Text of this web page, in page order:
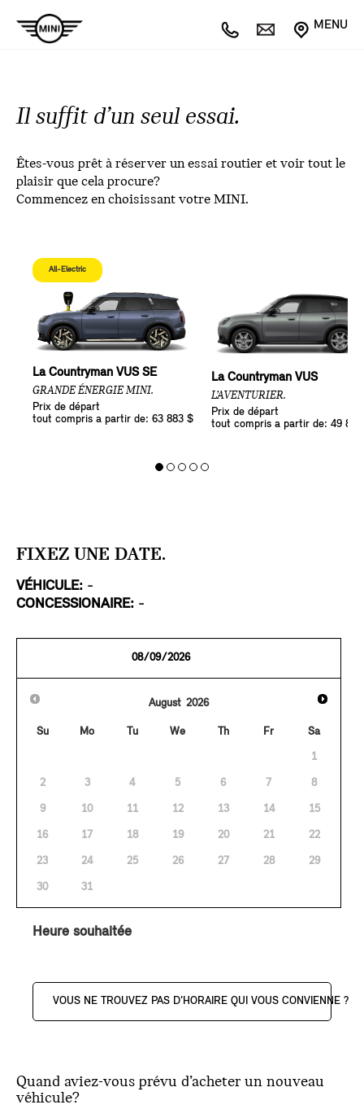
MENU
Il suffit d’un seul essai.
Êtes-vous prêt à réserver un essai routier et voir tout le
plaisir que cela procure?
Commencez en choisissant votre MINI.
All-Electric
La Countryman VUS SE
GRANDE ÉNERGIE MINI.
Prix de départ
tout compris a partir de: 63 883 $
La Countryman VUS
L’AVENTURIER.
Prix de départ
tout compris a partir de: 49
FIXEZ UNE DATE.
VÉHICULE: -
CONCESSIONAIRE: -
August 2026
Su Mo Tu We Th Fr Sa
1
2 3 4 5 6 7 8
9 10 11 12 13 14 15
16 17 18 19 20 21 22
23 24 25 26 27 28 29
30 31
Heure souhaitée
VOUS NE TROUVEZ PAS D'HORAIRE QUI VOUS CONVIENNE ?
Quand aviez-vous prévu d’acheter un nouveau
véhicule?